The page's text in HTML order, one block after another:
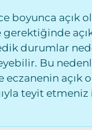
boyunca açık
gerektiğinde
durumlar
Bu
eczanenin açık
teyit